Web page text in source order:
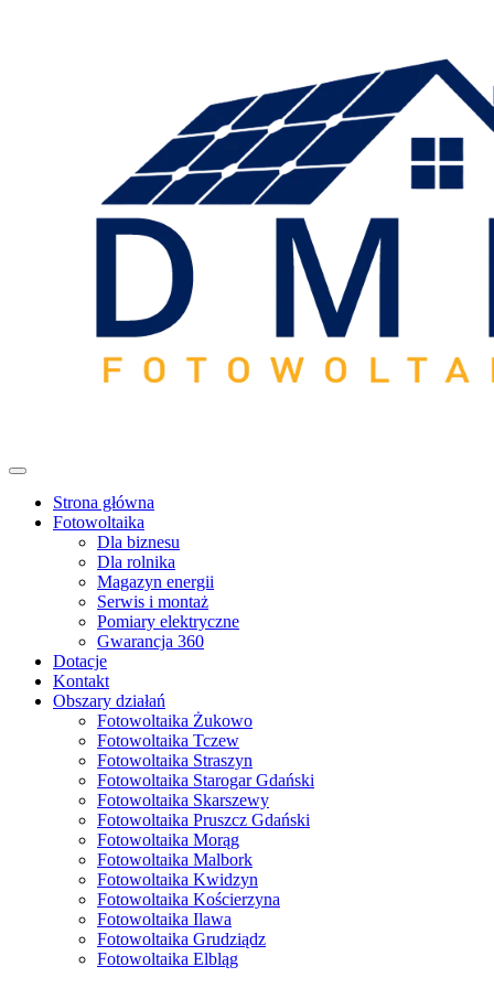
Strona główna
Fotowoltaika
Dla biznesu
Dla rolnika
Magazyn energii
Serwis i montaż
Pomiary elektryczne
Gwarancja 360
Dotacje
Kontakt
Obszary działań
Fotowoltaika Żukowo
Fotowoltaika Tczew
Fotowoltaika Straszyn
Fotowoltaika Starogar Gdański
Fotowoltaika Skarszewy
Fotowoltaika Pruszcz Gdański
Fotowoltaika Morąg
Fotowoltaika Malbork
Fotowoltaika Kwidzyn
Fotowoltaika Kościerzyna
Fotowoltaika Ilawa
Fotowoltaika Grudziądz
Fotowoltaika Elbląg